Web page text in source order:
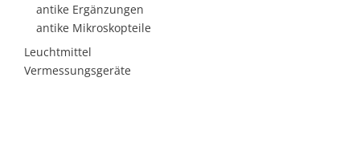
antike Ergänzungen
antike Mikroskopteile
Leuchtmittel
Vermessungsgeräte